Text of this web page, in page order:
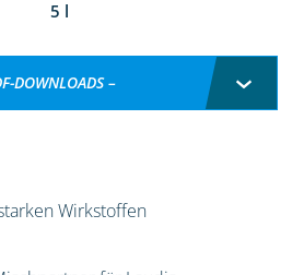
5 l
DOWNLOADS –
Wirkstoffen